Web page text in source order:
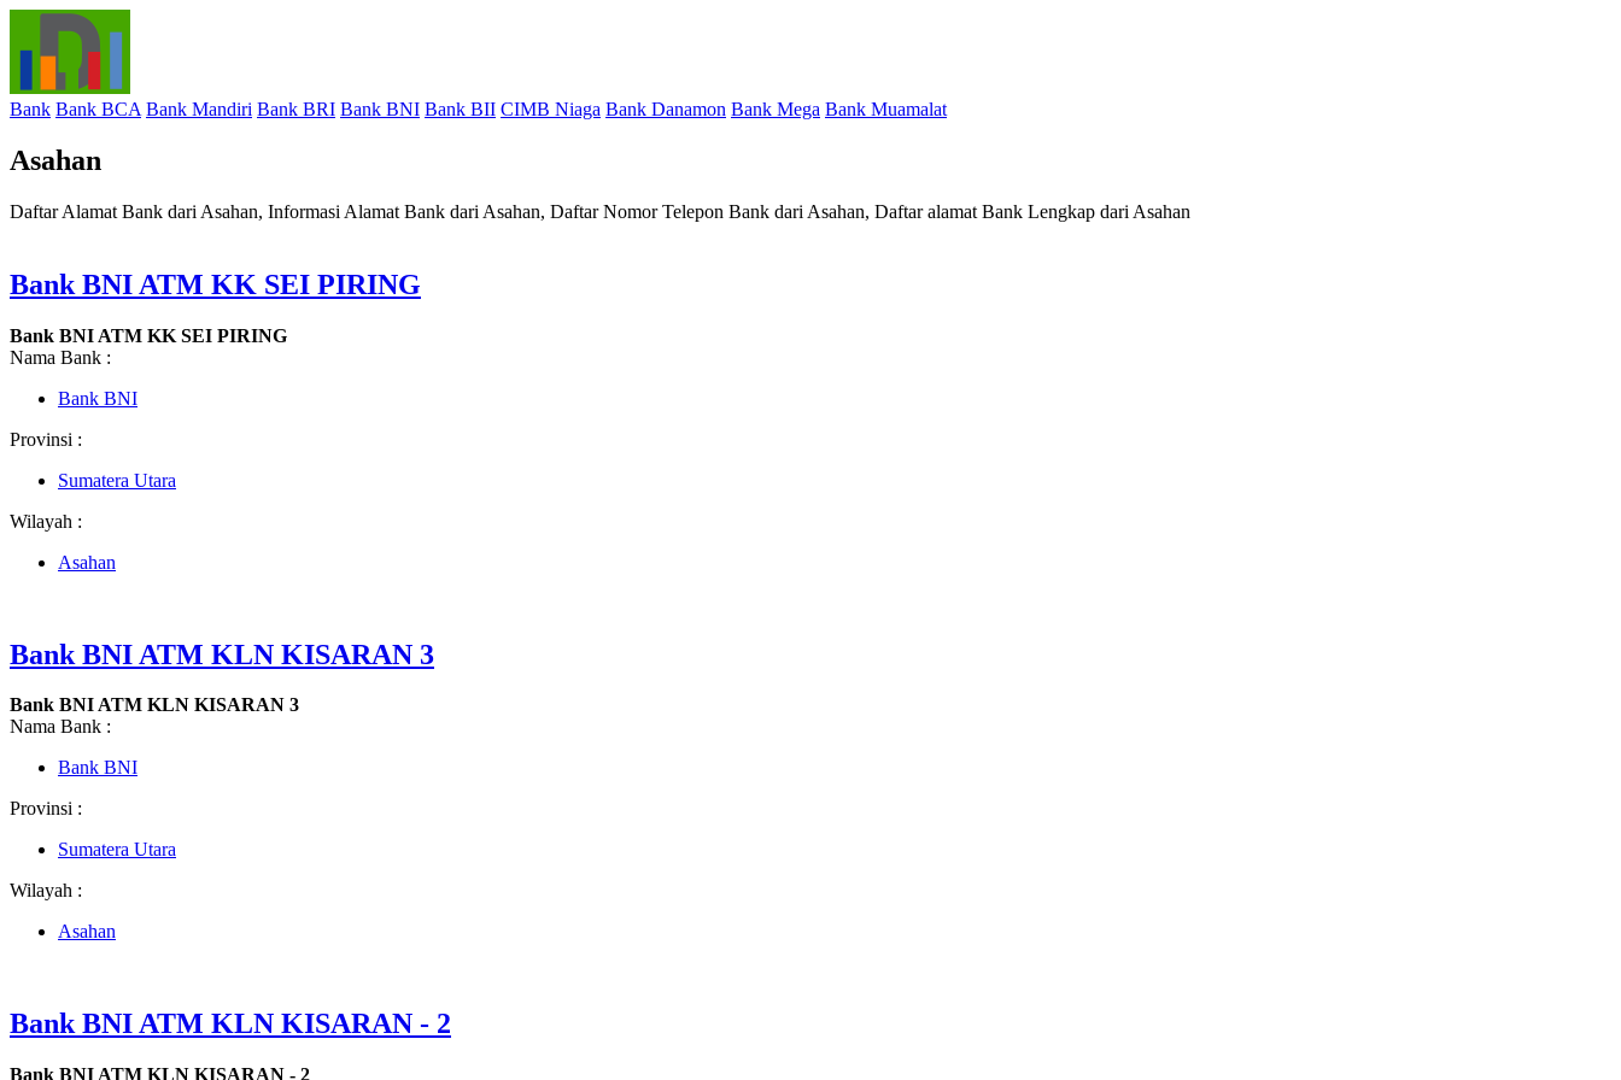
Bank Bank BCA Bank Mandiri Bank BRI Bank BNI Bank BII CIMB Niaga Bank Danamon Bank Mega Bank Muamalat
Asahan
Daftar Alamat Bank dari Asahan, Informasi Alamat Bank dari Asahan, Daftar Nomor Telepon Bank dari Asahan, Daftar alamat Bank Lengkap dari Asahan
Bank BNI ATM KK SEI PIRING
Bank BNI ATM KK SEI PIRING
Nama Bank :
Bank BNI
Provinsi :
Sumatera Utara
Wilayah :
Asahan
Bank BNI ATM KLN KISARAN 3
Bank BNI ATM KLN KISARAN 3
Nama Bank :
Bank BNI
Provinsi :
Sumatera Utara
Wilayah :
Asahan
Bank BNI ATM KLN KISARAN - 2
Bank BNI ATM KLN KISARAN - 2